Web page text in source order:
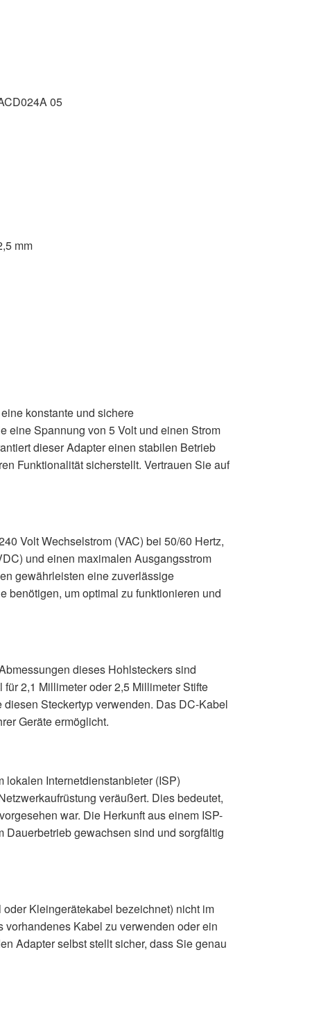
05
mm
konstante und sichere
eine Spannung von 5 Volt und einen Strom
dieser Adapter einen stabilen Betrieb
Funktionalität sicherstellt. Vertrauen Sie auf
Volt Wechselstrom (VAC) bei 50/60 Hertz,
und einen maximalen Ausgangsstrom
gewährleisten eine zuverlässige
benötigen, um optimal zu funktionieren und
dieses Hohlsteckers sind
2,1 Millimeter oder 2,5 Millimeter Stifte
Steckertyp verwenden. Das DC-Kabel
Geräte ermöglicht.
Internetdienstanbieter (ISP)
veräußert. Dies bedeutet,
war. Die Herkunft aus einem ISP-
gewachsen sind und sorgfältig
Kleingerätekabel bezeichnet) nicht im
Kabel zu verwenden oder ein
Adapter selbst stellt sicher, dass Sie genau